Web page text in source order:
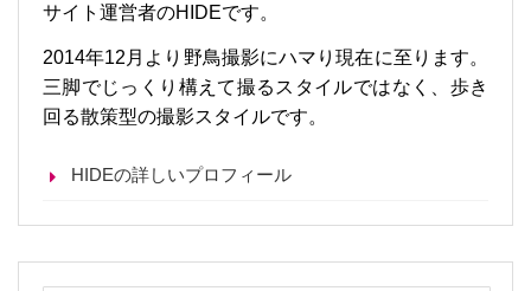
サイト運営者のHIDEです。
2014年12月より野鳥撮影にハマり現在に至ります。
三脚でじっくり構えて撮るスタイルではなく、歩き
回る散策型の撮影スタイルです。
HIDEの詳しいプロフィール